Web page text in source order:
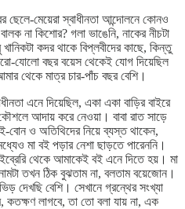
ছেলে-মেয়েরা স্বাধীনতা আন্দোলনে কোনও
না কিশোর? গলা ভাঙেনি, নাকের নীচটা
কদর থাকে বিপ্লবীদের কাছে, কিন্তু
যোলো বছর বয়েস থেকেই যোগ দিয়েছিল
থেকে মাত্র চার-পাঁচ বছর বেশি।
এনে দিয়েছিল, একা একা বাড়ির বাইরে
আদায় করে নেওয়া। বাবা রাত সাড়ে
বোন ও অতিথিদের নিয়ে ব্যস্ত থাকেন,
মা বই পড়ার নেশা ছাড়তে পারেননি।
থেকে আমাকেই বই এনে দিতে হয়। মা
তখন ঠিক বুঝতাম না, বলতাম বয়েজোন।
দেখছি বেশি। সেখানে গ্রন্থের সংখ্যা
লাগবে, তা তো বলা যায় না, এক